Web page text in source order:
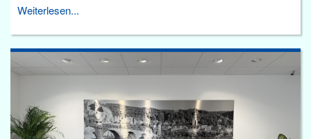
Weiterlesen...